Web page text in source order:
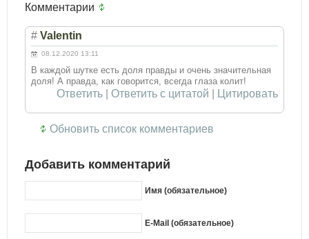
Комментарии
# Valentin
08.12.2020 13:11
В каждой шутке есть доля правды и очень значительная
доля! А правда, как говорится, всегда глаза колит!
Ответить Ответить с цитатой Цитировать
Обновить список комментариев
Добавить комментарий
Имя (обязательное)
E-Mail (обязательное)